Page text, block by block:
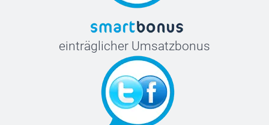
einträglicher Umsatzbonus